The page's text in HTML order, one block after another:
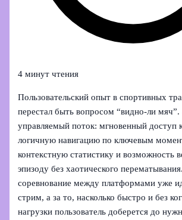
4 минут чтения
Пользовательский опыт в спортивных
перестал быть вопросом “видно‑ли
управляемый поток: мгновенный доступ
логичную навигацию по ключевым
контекстную статистику и возможность
эпизоду без хаотического
соревнование между платформами уже
стрим, а за то, насколько быстро и без
нагрузки пользователь доберется до